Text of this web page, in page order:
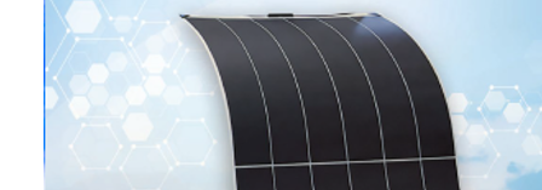
其他
特点：
本产品相比传统的太阳能面板更轻
便，安装时能够减少对建筑物的负
荷。 易于处理有承重限制的现有建